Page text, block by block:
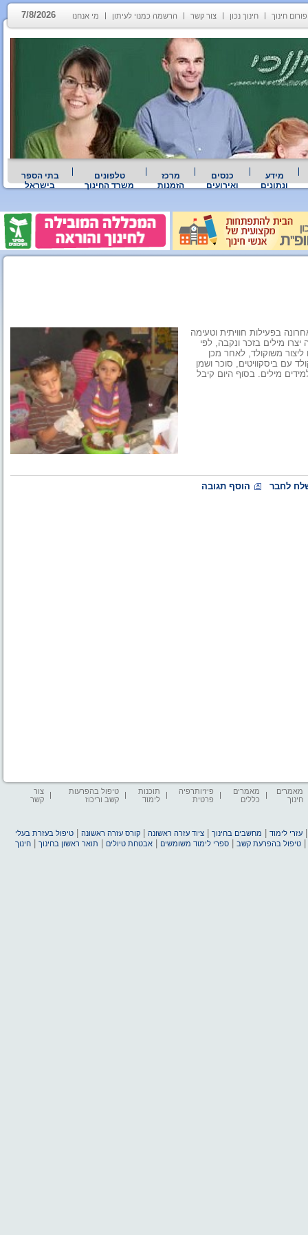
פורום חינוך חינוך נכון צור קשר הרשמה כמנוי לעיתון מי אנחנו 7/8/2026
מידע
ונתונים
כנסים
ואירועים
מרכז
הזמנות
טלפונים
משרד החינוך
בתי הספר
בישראל
בפעילות חוויתית וטעימה
מילים בזכר ונקבה, לפי
משוקולד, לאחר מכן
עם ביסקוויטים, סוכר ושמן
מילים. בסוף היום קיבל
לחבר הוסף תגובה
מאמרים
חינוך
מאמרים
כללים
פיזיותרפיה
פרטית
תוכנות
לימוד
טיפול בהפרעות
קשב וריכוז
צור
קשר
עזרי לימוד מחשבים בחינוך |ציוד עזרה ראשונה |קורס עזרה ראשונה |טיפול בעזרת בעלי
|טיפול בהפרעת קשב |ספרי לימוד משומשים |אבטחת טיולים תואר ראשון בחינוך |חינוך